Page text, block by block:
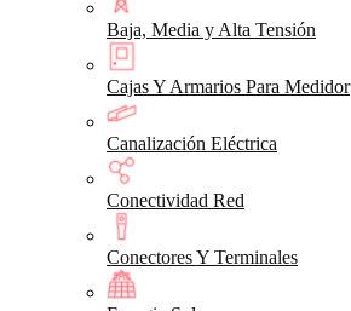
Baja, Media y Alta Tensión
Cajas Y Armarios Para Medidor
Canalización Eléctrica
Conectividad Red
Conectores Y Terminales